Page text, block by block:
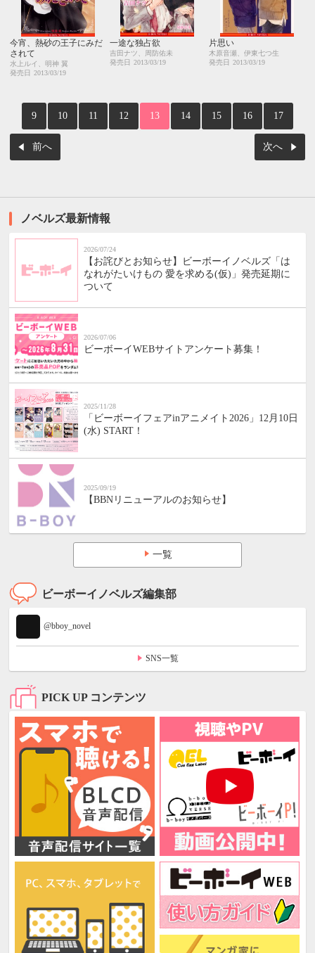
今宵、熱砂の王子にみだ
されて
水上ルイ、明神 翼
発売日
2013/03/19
一途な独占欲
吉田ナツ、周防佑未
発売日
2013/03/19
片思い
木原音瀬、伊東七つ生
発売日
2013/03/19
前へ
9 10 11 12 13 14 15 16 17
次へ
ノベルズ最新情報
2026/07/24
【お詫びとお知らせ】ビーボーイノベルズ「は
なれがたいけもの 愛を求める(仮)」発売延期に
ついて
2026/07/06
ビーボーイWEBサイトアンケート募集！
2025/11/28
「ビーボーイフェアinアニメイト2026」12月10日
(水) START！
2025/09/19
【BBNリニューアルのお知らせ】
一覧
ビーボーイノベルズ編集部
@bboy_novel
SNS一覧
PICK UP コンテンツ